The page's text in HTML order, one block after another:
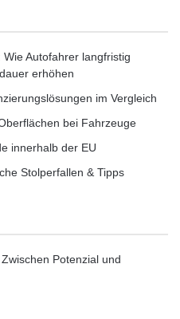
Treiber neuer
Economy“ und
Dabei bietet
Elektrifizierung
nicht
effizienteren
auch das Potenzial
Steuerung von
Wire-Technologie.“
Autofahrer langfristig
erhöhen
im Vergleich
bei Fahrzeuge
innerhalb der EU
Stolperfallen & Tipps
Potenzial und